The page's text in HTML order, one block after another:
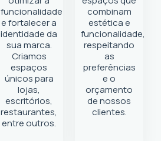
funcionalidade
e fortalecer a
identidade da
sua marca.
Criamos
espaços
únicos para
lojas,
escritórios,
restaurantes,
entre outros.
combinam
estética e
funcionalidade,
respeitando
as
preferências
e o
orçamento
de nossos
clientes.